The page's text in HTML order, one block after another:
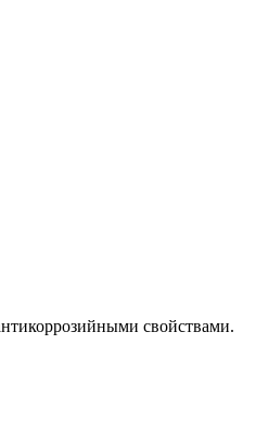
свойствами.